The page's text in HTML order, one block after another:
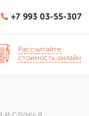
+7 993 03-55-307
Рассчитайте
стоимость онлайн
и сауны в